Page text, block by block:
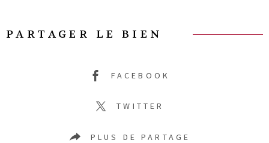
PARTAGER LE BIEN
FACEBOOK
TWITTER
PLUS DE PARTAGE